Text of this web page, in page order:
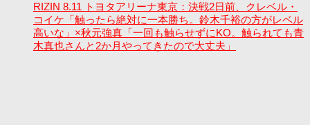
RIZIN 8.11 トヨタアリーナ東京：決戦2日前、クレベル・
コイケ「触ったら絶対に一本勝ち。鈴木千裕の方がレベル
高いな」×秋元強真「一回も触らせずにKO。触られても青
木真也さんと2か月やってきたので大丈夫」